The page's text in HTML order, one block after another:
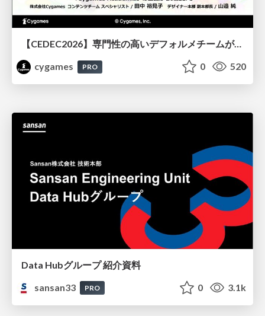
【CEDEC2026】専門性の高いデフォルメチームが挑んだ人材育成戦略 〜Cygames Academiaの企画から実施まで〜
cygames
PRO 0 520
Data Hubグループ 紹介資料
sansan33
PRO 0 3.1k